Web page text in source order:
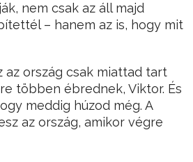
nem csak az áll majd
– hanem az is, hogy mit
az ország csak miattad tart
többen ébrednek, Viktor. És
meddig húzod még. A
az ország, amikor végre